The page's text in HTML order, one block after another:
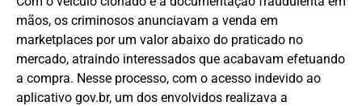
mãos, os criminosos anunciavam a venda em
marketplaces por um valor abaixo do praticado no
mercado, atraindo interessados que acabavam efetuando
a compra. Nesse processo, com o acesso indevido ao
aplicativo gov.br, um dos envolvidos realizava a